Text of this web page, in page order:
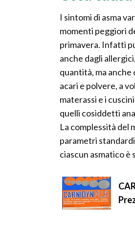
I sintomi di asma
momenti peggiori
primavera. Infatti
anche dagli
quantità, ma anche
acari e polvere, a
materassi e i
quelli cosiddetti
La complessità del
parametri
ciascun asmatico è